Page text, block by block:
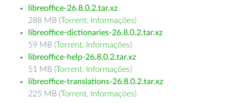
libreoffice-26.8.0.2.tar.xz
288 MB (Torrent, Informações)
libreoffice-dictionaries-26.8.0.2.tar.xz
59 MB (Torrent, Informações)
libreoffice-help-26.8.0.2.tar.xz
51 MB (Torrent, Informações)
libreoffice-translations-26.8.0.2.tar.xz
225 MB (Torrent, Informações)